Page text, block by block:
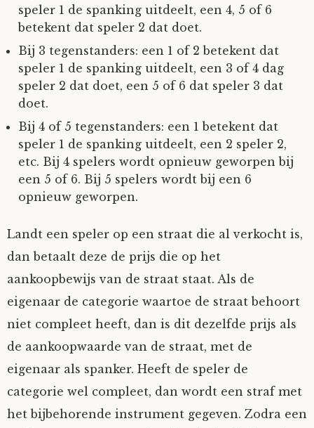
speler 1 de spanking uitdeelt, een 4, 5 of 6
betekent dat speler 2 dat doet.
Bij 3 tegenstanders: een 1 of 2 betekent dat
speler 1 de spanking uitdeelt, een 3 of 4 dag
speler 2 dat doet, een 5 of 6 dat speler 3 dat
doet.
Bij 4 of 5 tegenstanders: een 1 betekent dat
speler 1 de spanking uitdeelt, een 2 speler 2,
etc. Bij 4 spelers wordt opnieuw geworpen bij
een 5 of 6. Bij 5 spelers wordt bij een 6
opnieuw geworpen.
Landt een speler op een straat die al verkocht is,
dan betaalt deze de prijs die op het
aankoopbewijs van de straat staat. Als de
eigenaar de categorie waartoe de straat behoort
niet compleet heeft, dan is dit dezelfde prijs als
de aankoopwaarde van de straat, met de
eigenaar als spanker. Heeft de speler de
categorie wel compleet, dan wordt een straf met
het bijbehorende instrument gegeven. Zodra een